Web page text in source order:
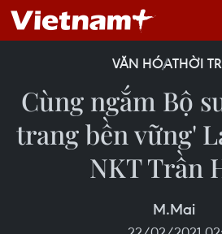
VĂN HÓATHỜI
Cùng ngắm Bộ
trang bền vững'
NKT Trần
M.Mai